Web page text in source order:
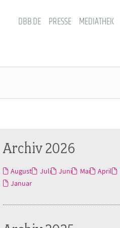
DBB.DE PRESSE MEDIATHEK
Archiv 2026
August Juli Juni Mai April
Januar